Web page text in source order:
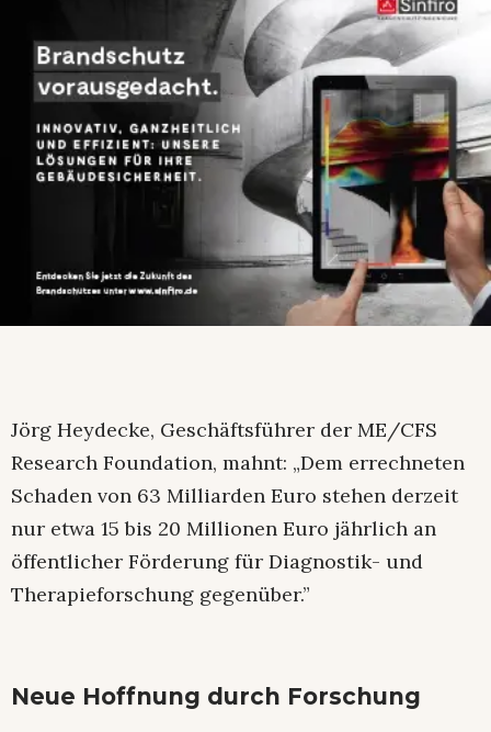
Jörg Heydecke, Geschäftsführer der ME/CFS
Research Foundation, mahnt: „Dem errechneten
Schaden von 63 Milliarden Euro stehen derzeit
nur etwa 15 bis 20 Millionen Euro jährlich an
öffentlicher Förderung für Diagnostik- und
Therapieforschung gegenüber.”
Neue Hoffnung durch Forschung